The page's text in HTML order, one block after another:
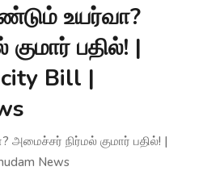
உயர்வா?
பதில்! |
Bill |
நிர்மல் குமார் பதில்! |
News